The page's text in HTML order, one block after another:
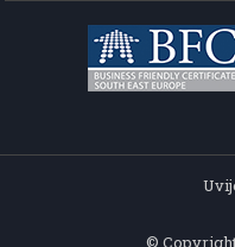
©